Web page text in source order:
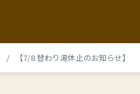
【7/8 替わり湯休止のお知らせ】